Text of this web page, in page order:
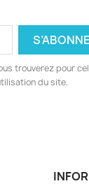
trouverez pour
du site.